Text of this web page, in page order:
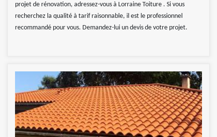
projet de rénovation, adressez-vous à Lorraine Toiture . Si vous
recherchez la qualité à tarif raisonnable, il est le professionnel
recommandé pour vous. Demandez-lui un devis de votre projet.